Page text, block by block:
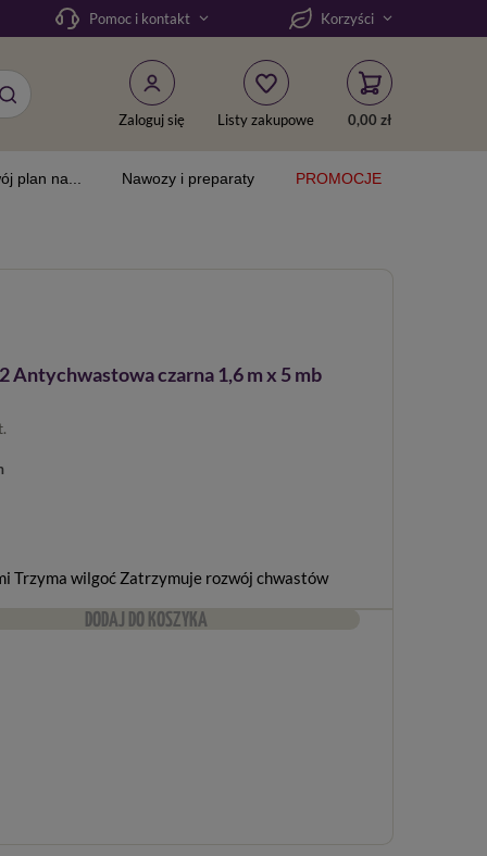
Pomoc i kontakt Korzyści
Zaloguj się Listy zakupowe 0,00 zł
plan na... Nawozy i preparaty PROMOCJE
Antychwastowa czarna 1,6 m x 5 mb
Trzyma wilgoć Zatrzymuje rozwój chwastów
DODAJ DO KOSZYKA